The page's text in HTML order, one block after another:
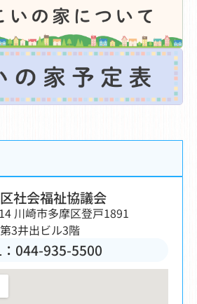
社会福祉協議会
川崎市多摩区登戸1891
第3井出ビル3階
044-935-5500